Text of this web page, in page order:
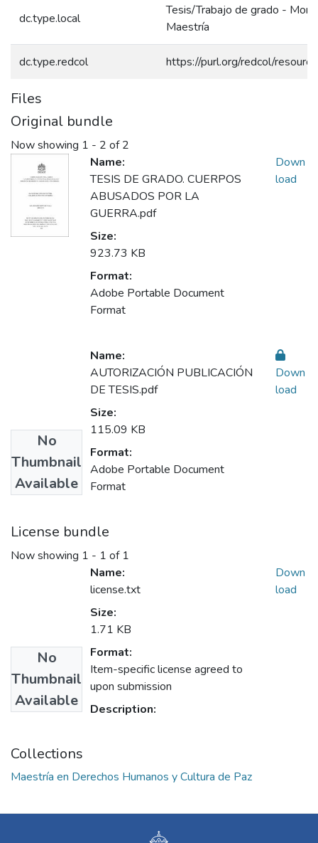
dc.type.local
Tesis/Trabajo de grado -
Maestría
dc.type.redcol https://purl.org/redcol/
Files
Original bundle
Now showing 1 - 2 of 2
Name:
TESIS DE GRADO. CUERPOS
ABUSADOS POR LA
GUERRA.pdf
Size:
923.73 KB
Format:
Adobe Portable Document
Format
Down
load
No
Thumbnail
Available
Name:
AUTORIZACIÓN PUBLICACIÓN
DE TESIS.pdf
Size:
115.09 KB
Format:
Adobe Portable Document
Format
Down
load
License bundle
Now showing 1 - 1 of 1
No
Thumbnail
Available
Name:
license.txt
Size:
1.71 KB
Format:
Item-specific license agreed to
upon submission
Description:
Down
load
Collections
Maestría en Derechos Humanos y Cultura de Paz